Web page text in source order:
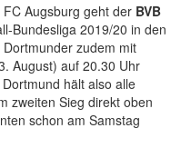
Augsburg geht der BVB
Bundesliga 2019/20 in den
zudem mit
August) auf 20.30 Uhr
hält also alle
zweiten Sieg direkt oben
schon am Samstag